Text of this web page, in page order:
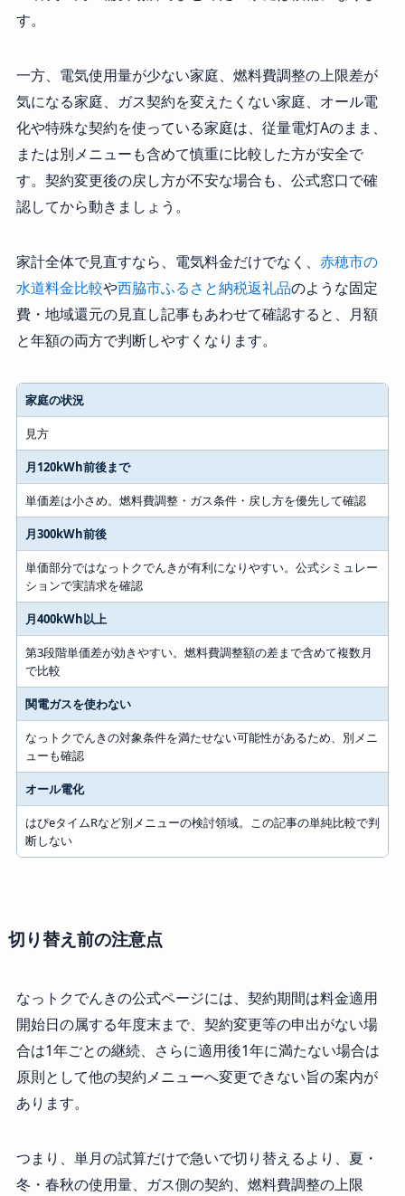
す。
一方、電気使用量が少ない家庭、燃料費調整の上限差が
気になる家庭、ガス契約を変えたくない家庭、オール電
化や特殊な契約を使っている家庭は、従量電灯Aのまま、
または別メニューも含めて慎重に比較した方が安全で
す。契約変更後の戻し方が不安な場合も、公式窓口で確
認してから動きましょう。
家計全体で見直すなら、電気料金だけでなく、 赤穂市の
水道料金比較や西脇市ふるさと納税返礼品のような固定
費・地域還元の見直し記事もあわせて確認すると、月額
と年額の両方で判断しやすくなります。
家庭の状況
見方
月120kWh前後まで
単価差は小さめ。燃料費調整・ガス条件・戻し方を優先して確認
月300kWh前後
単価部分ではなっトクでんきが有利になりやすい。公式シミュレー
ションで実請求を確認
月400kWh以上
第3段階単価差が効きやすい。燃料費調整額の差まで含めて複数月
で比較
関電ガスを使わない
なっトクでんきの対象条件を満たせない可能性があるため、別メニ
ューも確認
オール電化
はぴeタイムRなど別メニューの検討領域。この記事の単純比較で判
断しない
切り替え前の注意点
なっトクでんきの公式ページには、契約期間は料金適用
開始日の属する年度末まで、契約変更等の申出がない場
合は1年ごとの継続、さらに適用後1年に満たない場合は
原則として他の契約メニューへ変更できない旨の案内が
あります。
つまり、単月の試算だけで急いで切り替えるより、夏・
冬・春秋の使用量、ガス側の契約、燃料費調整の上限